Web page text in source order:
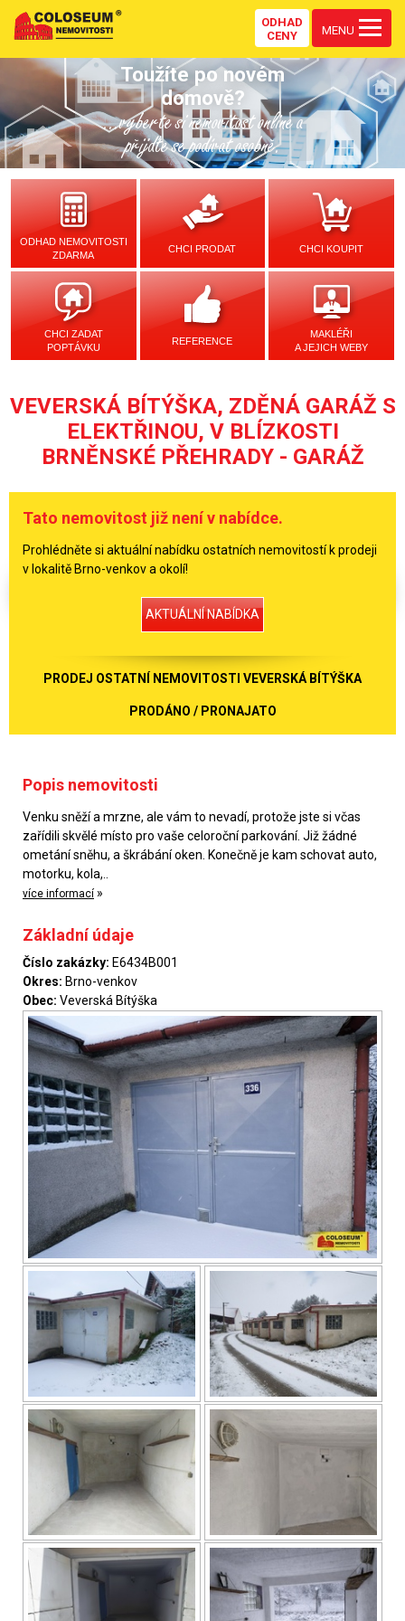
ODHAD
CENY
MENU
Toužíte po novém
domově?
...vyberte si nemovitost online a
přijďte se podívat osobně.
ODHAD NEMOVITOSTI
ZDARMA
CHCI PRODAT CHCI KOUPIT
CHCI ZADAT
POPTÁVKU
REFERENCE
MAKLÉŘI
A JEJICH WEBY
VEVERSKÁ BÍTÝŠKA, ZDĚNÁ GARÁŽ S
ELEKTŘINOU, V BLÍZKOSTI
BRNĚNSKÉ PŘEHRADY - GARÁŽ
Tato nemovitost již není v nabídce.
Prohlédněte si aktuální nabídku ostatních nemovitostí k prodeji
v lokalitě Brno-venkov a okolí!
AKTUÁLNÍ NABÍDKA
PRODEJ OSTATNÍ NEMOVITOSTI VEVERSKÁ BÍTÝŠKA
PRODÁNO / PRONAJATO
Popis nemovitosti
Venku sněží a mrzne, ale vám to nevadí, protože jste si včas
zařídili skvělé místo pro vaše celoroční parkování. Již žádné
ometání sněhu, a škrábání oken. Konečně je kam schovat auto,
motorku, kola,..
více informací »
Základní údaje
Číslo zakázky: E6434B001
Okres: Brno-venkov
Obec: Veverská Bítýška